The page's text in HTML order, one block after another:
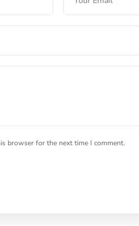
browser for the next time I comment.